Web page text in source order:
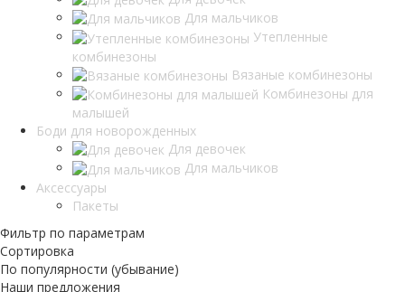
Для мальчиков
Утепленные
комбинезоны
Вязаные комбинезоны
Комбинезоны для
малышей
Боди для новорожденных
Для девочек
Для мальчиков
Аксессуары
Пакеты
Фильтр по параметрам
Сортировка
По популярности (убывание)
Наши предложения